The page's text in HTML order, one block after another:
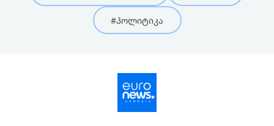
#პოლიტიკა